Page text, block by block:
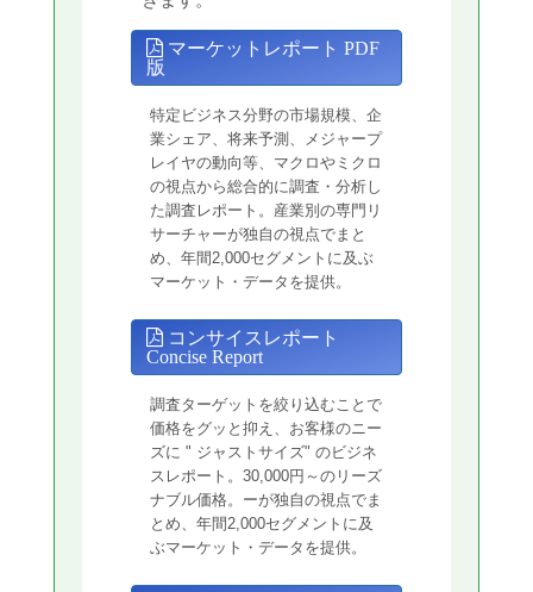
マーケットレポート PDF
版
特定ビジネス分野の市場規模、企
業シェア、将来予測、メジャープ
レイヤの動向等、マクロやミクロ
の視点から総合的に調査・分析し
た調査レポート。産業別の専門リ
サーチャーが独自の視点でまと
め、年間2,000セグメントに及ぶ
マーケット・データを提供。
コンサイスレポート
Concise Report
調査ターゲットを絞り込むことで
価格をグッと抑え、お客様のニー
ズに " ジャストサイズ" のビジネ
スレポート。30,000円～のリーズ
ナブル価格。ーが独自の視点でま
とめ、年間2,000セグメントに及
ぶマーケット・データを提供。